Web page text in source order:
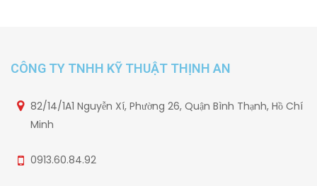
CÔNG TY TNHH KỸ THUẬT THỊNH AN
82/14/1A1 Nguyễn Xí, Phường 26, Quận Bình Thạnh, Hồ Chí
Minh
0913.60.84.92